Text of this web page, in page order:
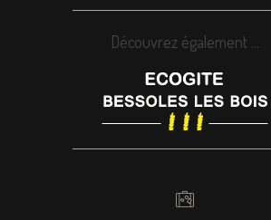
Découvrez également ...